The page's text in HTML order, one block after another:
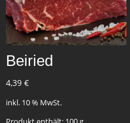
Beiried
4,39 €
inkl. 10 % MwSt.